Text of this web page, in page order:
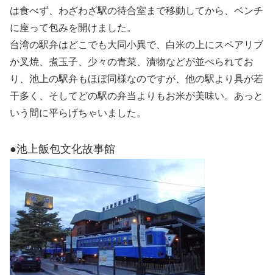
は食べず、わざわざ駅の待合室まで移動してから、ベンチ
に座って包みを開けました。
台湾の駅弁はどこでも大同小異で、白米の上にスペアリブ
か叉焼、煮玉子、少々の青菜、漬物などが並べられてお
り、池上の駅弁もほぼ同様なのですが、他の駅より具が若
干多く、そしてどの駅の弁当よりもお米が美味い。あっと
いう間に平らげちゃいました。
●池上飯包文化故事館